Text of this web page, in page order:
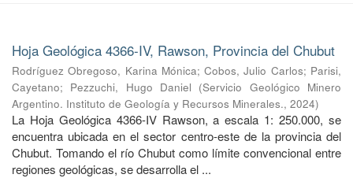
Hoja Geológica 4366-IV, Rawson, Provincia del Chubut
Rodríguez Obregoso, Karina Mónica;Cobos, Julio Carlos; Parisi,
Cayetano; Pezzuchi, Hugo Daniel (Servicio Geológico Minero
Argentino. Instituto de Geología y Recursos Minerales., 2024)
La Hoja Geológica 4366-IV Rawson, a escala 1: 250.000, se
encuentra ubicada en el sector centro-este de la provincia del
Chubut. Tomando el río Chubut como límite convencional entre
regiones geológicas, se desarrolla el ...